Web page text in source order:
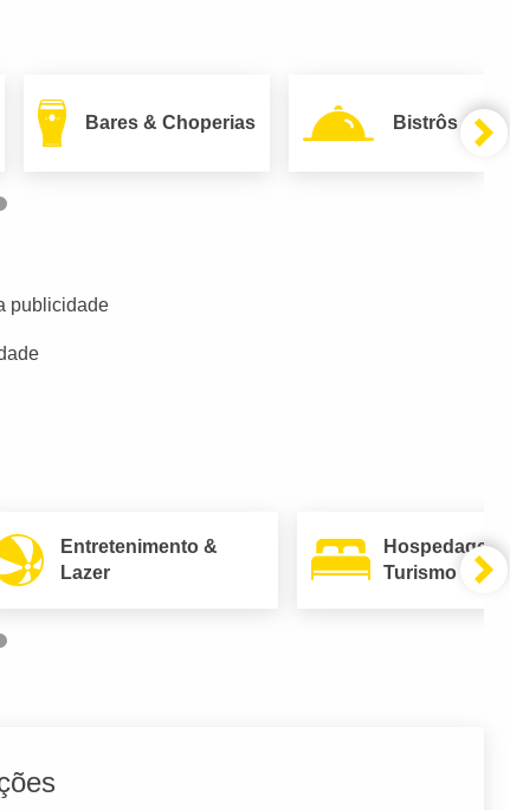
Bares & Choperias Bistrôs
publicidade
Entretenimento &
Lazer
Hospedagem
Turismo